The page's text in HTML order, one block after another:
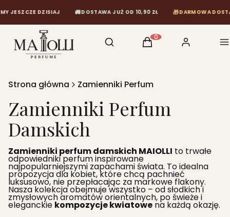
🚚DOSTAWA JUŻ OD 10,90 ZŁ 🎁DARMOWA DOSTAWA OD 120
Otwórz wyszukiwarkę
Szukaj Produkty w koszyku:
Koszyk Zaloguj się
Strona główna Zamienniki Perfum
Zamienniki Perfum
Damskich
Zamienniki perfum damskich MAIOLLI to trwałe
odpowiedniki perfum inspirowane
najpopularniejszymi zapachami świata. To idealna
propozycja dla kobiet, które chcą pachnieć
luksusowo, nie przepłacając za markowe flakony.
Nasza kolekcja obejmuje wszystko – od słodkich i
zmysłowych aromatów orientalnych, po świeże i
eleganckie kompozycje kwiatowe na każdą okazję.